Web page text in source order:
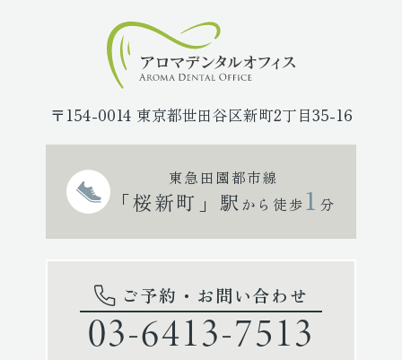
〒154-0014 東京都世田谷区新町2丁目35-16
東急田園都市線
「桜新町」駅 から徒歩 1 分
ご予約・お問い合わせ
03-6413-7513